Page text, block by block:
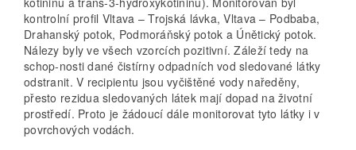
kontrolní profil Vltava – Trojská lávka, Vltava – Podbaba,
Drahanský potok, Podmoráňský potok a Únětický potok.
Nálezy byly ve všech vzorcích pozitivní. Záleží tedy na
schop-nosti dané čistírny odpadních vod sledované látky
odstranit. V recipientu jsou vyčištěné vody naředěny,
přesto rezidua sledovaných látek mají dopad na životní
prostředí. Proto je žádoucí dále monitorovat tyto látky i v
povrchových vodách.